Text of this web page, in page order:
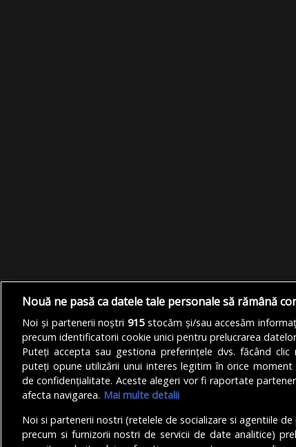
Nouă ne pasă ca datele tale personale să rămână
Noi și partenerii noștri915stocăm și/sau accesăm
precum identificatorii cookie unici pentru prelucrarea
Puteți accepta sau gestiona preferințele dvs. făcând
puteți opune utilizării unui interes legitim în orice
de confidențialitate. Aceste alegeri vor fi raportate
afecta navigarea. Mai multe detalii
Noi si partenerii nostri (retelele de socializare si agentiile
precum si furnizorii nostri de servicii de date analitice)